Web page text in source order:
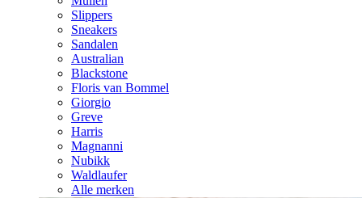
Slippers
Sneakers
Sandalen
Australian
Blackstone
Floris van Bommel
Giorgio
Greve
Harris
Magnanni
Nubikk
Waldlaufer
Alle merken